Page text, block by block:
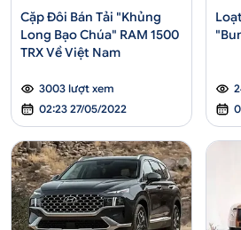
Cặp Đôi Bán Tải "Khủng
Long Bạo Chúa" RAM 1500
TRX Về Việt Nam
3003 lượt xem
02:23 27/05/2022